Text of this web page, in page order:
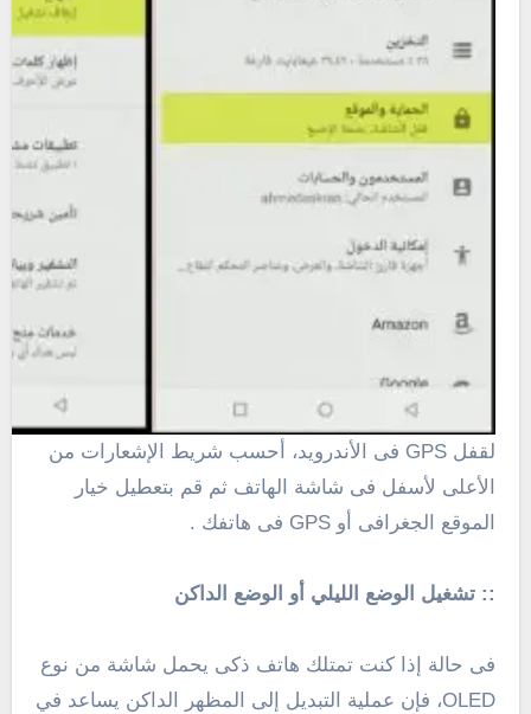
لقفل GPS فى الأندرويد، أحسب شريط الإشعارات من
الأعلى لأسفل فى شاشة الهاتف ثم قم بتعطيل خيار
الموقع الجغرافى أو GPS فى هاتفك .
:: تشغيل الوضع الليلي أو الوضع الداكن
فى حالة إذا كنت تمتلك هاتف ذكى يحمل شاشة من نوع
OLED، فإن عملية التبديل إلى المظهر الداكن يساعد في